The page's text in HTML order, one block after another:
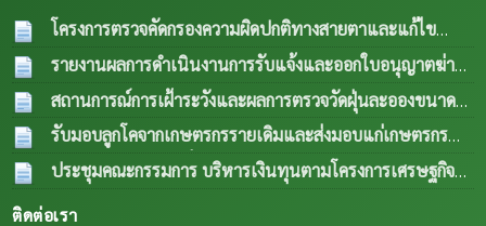
โครงการตรวจคัดกรองความผิดปกติทางสายตาและแก้ไข
ความผิดปกติด้านการมองเห็นในกลุ่มผู้สูงอายุและผู้ด้อยโอกาส
ปีงบประมาณ พ.ศ.2569
04 ส.ค. 2569
รายงานผลการดำเนินงานการรับแจ้งและออกใบอนุญาตฆ่า
สัตว์ประจำเดือน กรกฎาคม 2569
04 ส.ค. 2569
สถานการณ์การเฝ้าระวังและผลการตรวจวัดฝุ่นละอองขนาด
เล็ก PM 2.5 ประจำเดือน กรกฎาคม 2569
04 ส.ค.
2569
รับมอบลูกโคจากเกษตรกรรายเดิมและส่งมอบแก่เกษตรกร
รายใหม่ (กรณีลูกตัวที่ 1 เพศเมีย อายุครบ 18 เดือน ขยายให้
เกษตรกรรายใหม่) เป็นการส่งพื้นทีตำบลทุ่งกเสริมอาชีพเลี้ยง
ประชุมคณะกรรมการ บริหารเงินทุนตามโครงการเศรษฐกิจ
ติดต่อเรา